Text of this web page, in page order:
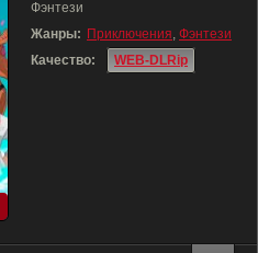
Фэнтези
Жанры: Приключения, Фэнтези
Качество:
WEB-DLRip